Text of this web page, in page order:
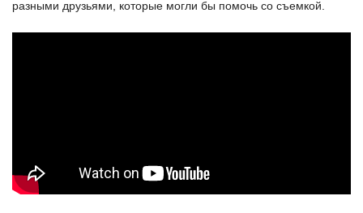
разными друзьями, которые могли бы помочь со съемкой.